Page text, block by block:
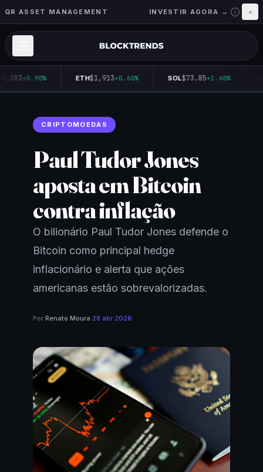
QR ASSET MANAGEMENT INVESTIR AGORA → i ×
+0.90% ETH$1,913+0.60% SOL$73.85+1.40%
CRIPTOMOEDAS
Paul Tudor Jones
aposta em Bitcoin
contra inflação
O bilionário Paul Tudor Jones defende o
Bitcoin como principal hedge
inflacionário e alerta que ações
americanas estão sobrevalorizadas.
Por Renato Moura·28 abr 2026